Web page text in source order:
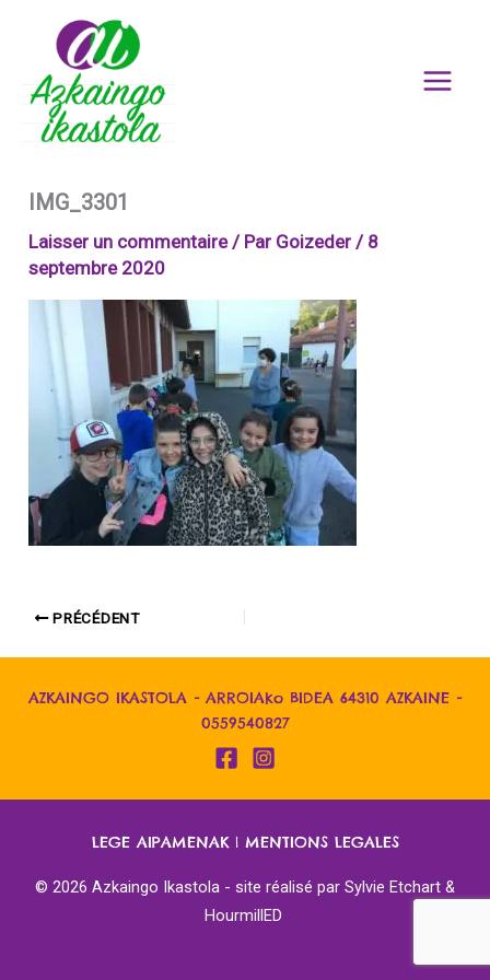
contenu
IMG_3301
Laisser un commentaire / Par Goizeder / 8
septembre 2020
PRÉCÉDENT
AZKAINGO IKASTOLA - ARROIAko BIDEA 64310 AZKAINE -
0559540827
LEGE AIPAMENAK| MENTIONS LEGALES
© 2026 Azkaingo Ikastola - site réalisé par Sylvie Etchart &
HourmillED